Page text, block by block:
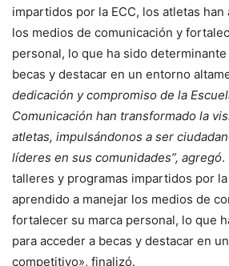
impartidos por la ECC, los atletas
los medios de comunicación y
personal, lo que ha sido
becas y destacar en un entorno
dedicación y compromiso de la
Comunicación han transformado la
atletas, impulsándonos a ser
líderes en sus comunidades”, agregó.
talleres y programas impartidos por la
aprendido a manejar los medios de
fortalecer su marca personal, lo que
para acceder a becas y destacar en
competitivo», finalizó.